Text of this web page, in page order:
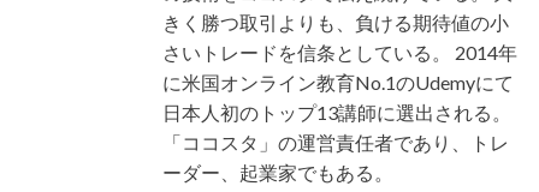
きく勝つ取引よりも、負ける期待値の小
さいトレードを信条としている。 2014年
に米国オンライン教育No.1のUdemyにて
日本人初のトップ13講師に選出される。
「ココスタ」の運営責任者であり、トレ
ーダー、起業家でもある。